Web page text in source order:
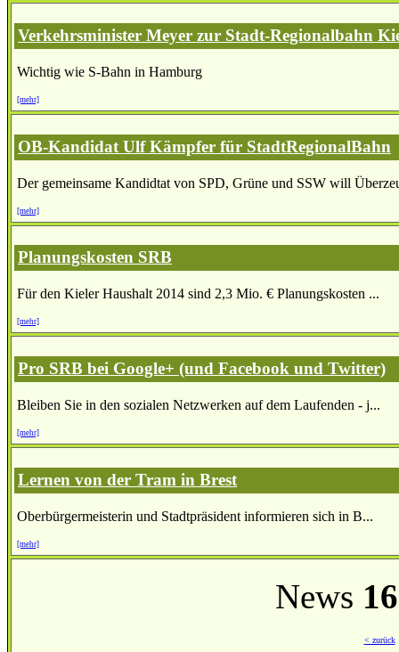
Verkehrsminister Meyer zur Stadt-Regionalbahn
Wichtig wie S-Bahn in Hamburg
[mehr]
OB-Kandidat Ulf Kämpfer für StadtRegionalBahn
Der gemeinsame Kandidtat von SPD, Grüne und SSW will
[mehr]
Planungskosten SRB
Für den Kieler Haushalt 2014 sind 2,3 Mio. € Planungskosten ...
[mehr]
Pro SRB bei Google+ (und Facebook und Twitter)
Bleiben Sie in den sozialen Netzwerken auf dem Laufenden - j...
[mehr]
Lernen von der Tram in Brest
Oberbürgermeisterin und Stadtpräsident informieren sich in B...
[mehr]
News
< zurück